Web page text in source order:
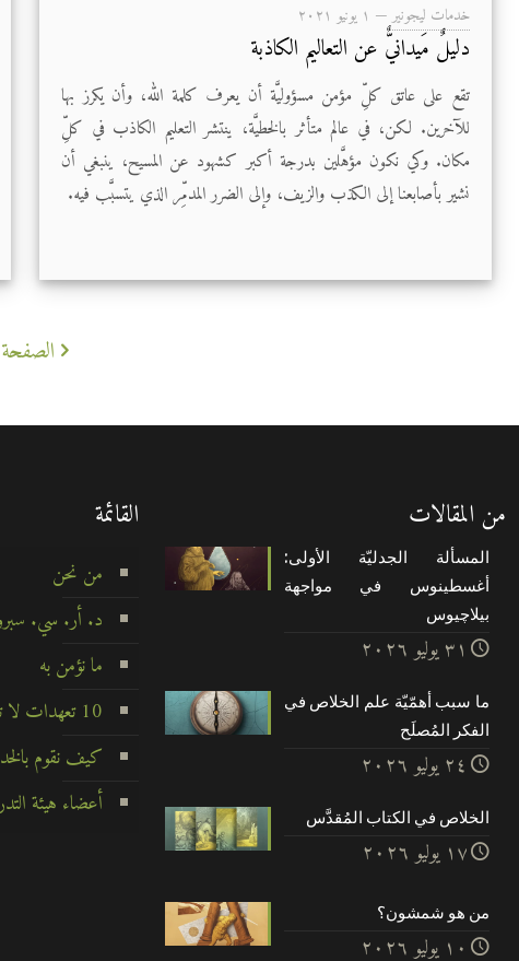
خدمات ليجونير— ۱ يونيو ۲۰۲۱
دليلٌ مَيدانيٌّ عن التعاليم الكاذبة
تقع على عاتق كلِّ مؤمن مسؤوليَّة أن يعرف كلمة الله، وأن يكرز بها
للآخرين. لكن، في عالم متأثر بالخطيَّة، ينتشر التعليم الكاذب في كلِّ
مكان. وكي نكون مؤهَّلين بدرجة أكبر كشهود عن المسيح، ينبغي أن
نشير بأصابعنا إلى الكذب والزيف، وإلى الضرر المدمِّر الذي يتسبَّب فيه.
من المقالات
المسألة الجدليّة الأولى:
أغسطينوس في مواجهة
بيلاچيوس
۳۱ يوليو ۲۰۲٦
ما سبب أهمّيّة علم الخلاص في
الفكر المُصلَح
۲٤ يوليو ۲۰۲٦
الخلاص في الكتاب المُقدَّس
۱۷ يوليو ۲۰۲٦
من هو شمشون؟
۱۰ يوليو ۲۰۲٦
القائمة
من نحن
د. أر. سي.
ما نؤمن به
10 تعهدات لا تتزعزع
كيف نقوم
أعضاء هيئة